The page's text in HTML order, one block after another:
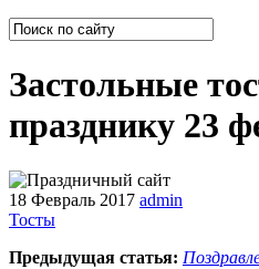
Застольные
празднику 23
18 Февраль 2017 admin
Тосты
Предыдущая статья: